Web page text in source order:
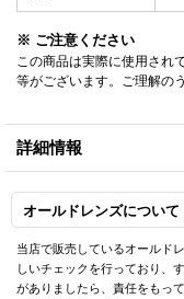
※ ご注意ください
この商品は実際に使用され
等がございます。ご理解の
詳細情報
オールドレンズについて
当店で販売しているオールド
しいチェックを行っており、
がありましたら、責任をもっ